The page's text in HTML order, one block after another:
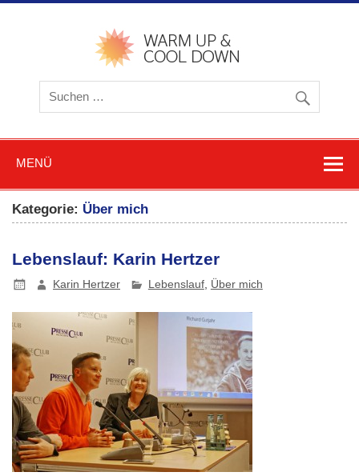
Zum
Blog
und
MENÜ
Kategorie: Über mich
Lebenslauf: Karin Hertzer
Karin Hertzer Lebenslauf, Über mich